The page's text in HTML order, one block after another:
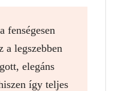
fenségesen
a legszebben
elegáns
így teljes